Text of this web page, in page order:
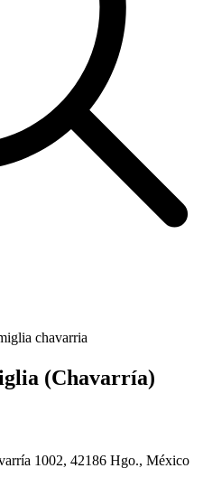
chavarria
(Chavarría)
1002, 42186 Hgo., México